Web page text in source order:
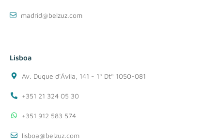
madrid@belzuz.com
Lisboa
Av. Duque d'Ávila, 141 - 1º Dtº 1050-081
+351 21 324 05 30
+351 912 583 574
lisboa@belzuz.com